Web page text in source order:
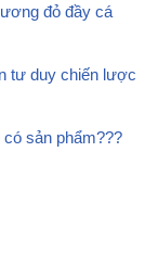
đỏ đầy cá
tư duy chiến lược
sản phẩm???